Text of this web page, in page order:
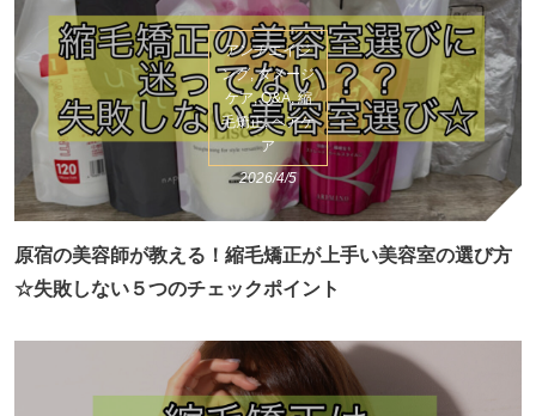
アンチエイジ
ング, ダメージ
ケア, Q&A, 縮
毛矯正, ヘアケ
ア
2026/4/5
原宿の美容師が教える！縮毛矯正が上手い美容室の選び方
☆失敗しない５つのチェックポイント